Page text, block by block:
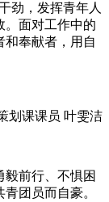
劲，发挥青年人
。面对工作中的
和奉献者，用自
课课员 叶雯洁
毅前行、不惧困
团员而自豪。